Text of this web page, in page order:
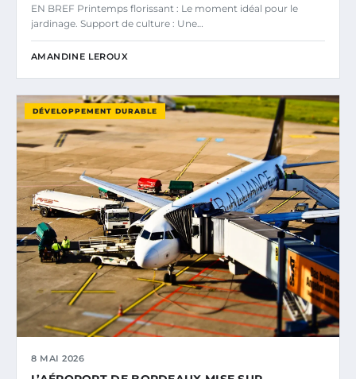
EN BREF Printemps florissant : Le moment idéal pour le
jardinage. Support de culture : Une…
AMANDINE LEROUX
DÉVELOPPEMENT DURABLE
8 MAI 2026